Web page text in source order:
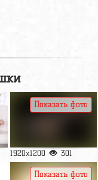
1920x1200 301
Показать фото
Показать фото